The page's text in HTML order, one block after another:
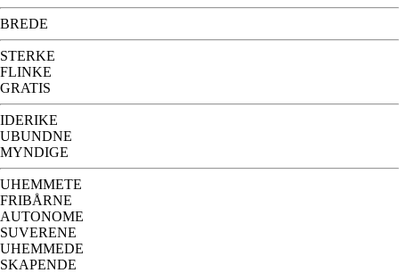
BREDE
STERKE
FLINKE
GRATIS
IDERIKE
UBUNDNE
MYNDIGE
UHEMMETE
FRIBÅRNE
AUTONOME
SUVERENE
UHEMMEDE
SKAPENDE